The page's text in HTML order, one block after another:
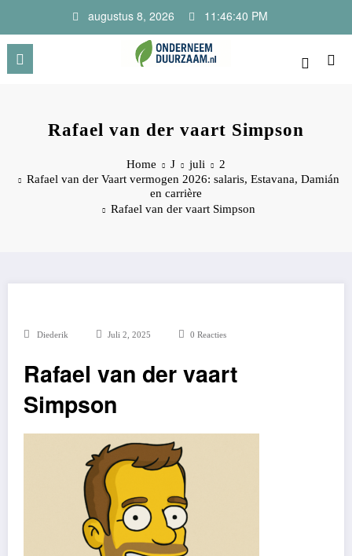
de
inhoud
augustus 8, 2026 11:46:40 PM
Rafael van der vaart Simpson
Home J juli
2
Rafael van der Vaart vermogen 2026: salaris, Estavana, Damián
en carrière
Rafael van der vaart Simpson
Diederik Juli 2, 2025 0 Reacties
Rafael van der vaart
Simpson